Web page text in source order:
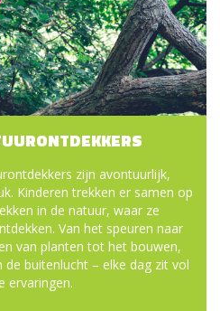
zijn avontuurlijk,
Kinderen trekken er samen op
in de natuur, waar ze
Van het speuren naar
van planten tot het bouwen,
de buitenlucht – elke dag zit vol
ervaringen.